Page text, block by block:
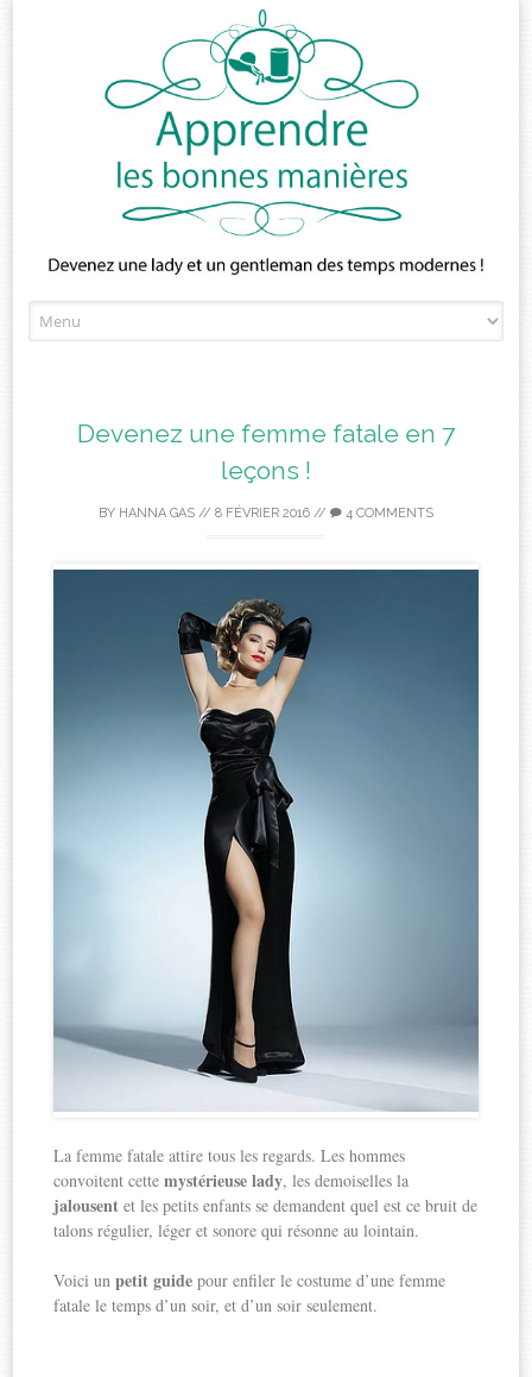
to
Devenez une femme fatale en 7
leçons !
BY HANNA GAS // 8 FÉVRIER 2016 // 4 COMMENTS
La femme fatale attire tous les regards. Les hommes
convoitent cettemystérieuse lady, les demoiselles la
jalousent et les petits enfants se demandent quel est ce bruit de
talons régulier, léger et sonore qui résonne au lointain.
Voici unpetit guide pour enfiler le costume d’une femme
fatale le temps d’un soir, et d’un soir seulement.